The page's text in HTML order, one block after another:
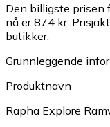
Den billigste prisen
nå er 874 kr.
butikker.
Grunnleggende
Produktnavn
Rapha Explore